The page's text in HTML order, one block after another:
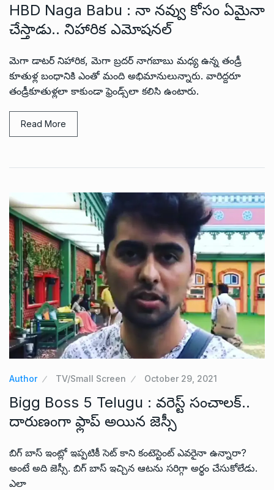
HBD Naga Babu : నా నవ్వు కోసం ఏమైనా
చేస్తాడు.. నిహారిక ఎమోషనల్
మెగా డాటర్ నిహారిక, మెగా బ్రదర్ నాగబాబు మధ్య ఉన్న తండ్రీ
కూతుళ్ల బంధానికి ఎంతో మంది అభిమానులున్నారు. వారిద్దరూ
తండ్రీకూతుళ్లలా కాకుండా ఫ్రెండ్స్‌లా కలిసి ఉంటారు.
Read More
Author TV/Small Screen October 29, 2021
Bigg Boss 5 Telugu : వరెస్ట్ సంచాలక్..
దారుణంగా ఫ్లాప్ అయిన జెస్సీ
బిగ్ బాస్ ఇంట్లో ఇప్పటికీ సెట్ కాని కంటెస్టెంట్ ఎవరైనా ఉన్నారా?
అంటే అది జెస్సీ. బిగ్ బాస్ ఇచ్చిన ఆటను సరిగ్గా అర్థం చేసుకోలేడు.
ఎలా